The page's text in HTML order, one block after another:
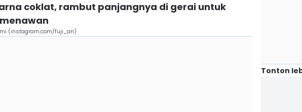
coklat, rambut panjangnya di gerai untuk
(instagram.com/fuji_an)
Tonton